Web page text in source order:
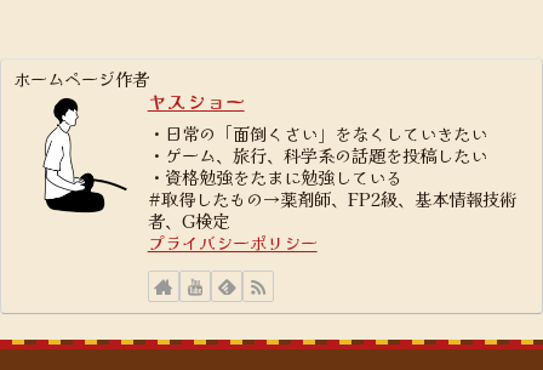
ホームページ作者
ヤスショー
・日常の「面倒くさい」をなくしていきたい
・ゲーム、旅行、科学系の話題を投稿したい
・資格勉強をたまに勉強している
#取得したもの→薬剤師、FP2級、基本情報技術
者、G検定
プライバシーポリシー